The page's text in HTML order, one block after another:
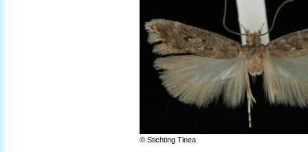
© Stichting Tinea